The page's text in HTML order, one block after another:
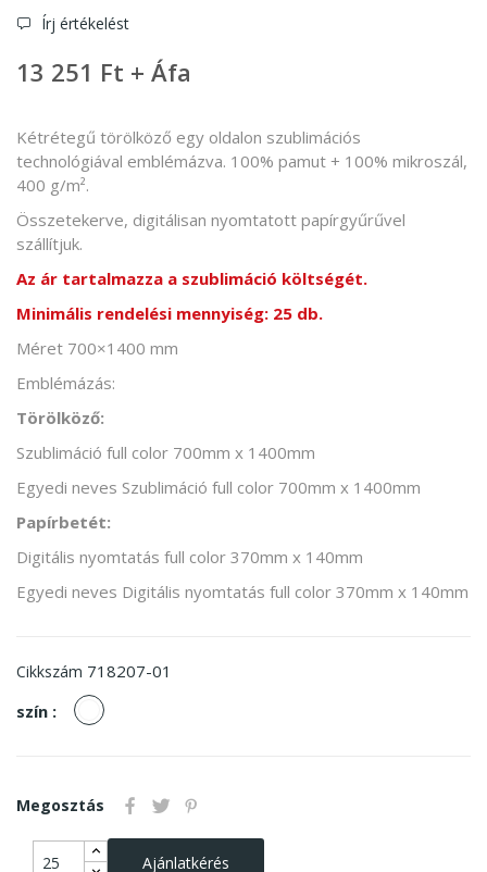
Írj értékelést
13 251 Ft + Áfa
Kétrétegű törölköző egy oldalon szublimációs
technológiával emblémázva. 100% pamut + 100% mikroszál,
400 g/m².
Összetekerve, digitálisan nyomtatott papírgyűrűvel
szállítjuk.
Az ár tartalmazza a szublimáció költségét.
Minimális rendelési mennyiség: 25 db.
Méret 700×1400 mm
Emblémázás:
Törölköző:
Szublimáció full color 700mm x 1400mm
Egyedi neves Szublimáció full color 700mm x 1400mm
Papírbetét:
Digitális nyomtatás full color 370mm x 140mm
Egyedi neves Digitális nyomtatás full color 370mm x 140mm
Cikkszám 718207-01
szín :
fehér
Megosztás
Ajánlatkérés